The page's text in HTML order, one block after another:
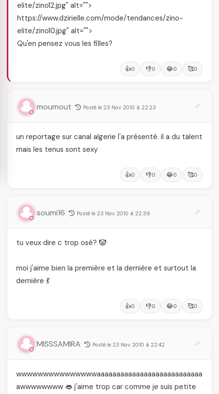
elite/zino12.jpg" alt="">
https://www.dzirielle.com/mode/tendances/zino-
elite/zino10.jpg" alt="">
Qu'en pensez vous les filles?
👍0 👎0 😂0 🥰0
moumout Posté le 23 Nov 2010 à 22:23
un reportage sur canal algerie l'a présenté. il a du talent
mais les tenus sont sexy
👍0 👎0 😂0 🥰0
soumi16 Posté le 23 Nov 2010 à 22:39
tu veux dire c trop osé? 🤡
moi j'aime bien la première et la dernière et surtout la
dernière 💃
👍0 👎0 😂0 🥰0
MISSSAMIRA Posté le 23 Nov 2010 à 22:42
wwwwwwwwwwwwwwwaaaaaaaaaaaaaaaaaaaaaaaaaaa
awwwwwwww 👄 j'aime trop car comme je suis petite